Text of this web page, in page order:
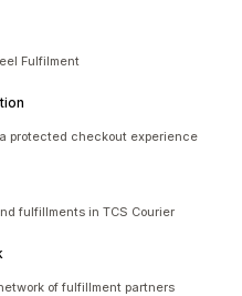
Fulfilment
protected checkout experience
fulfillments in TCS Courier
of fulfillment partners